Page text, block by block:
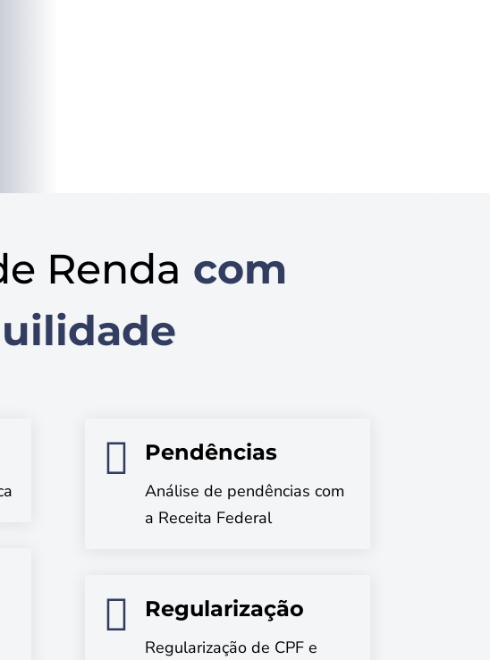
Renda com
 Pendências
Análise de pendências com
a Receita Federal
 Regularização
Regularização de CPF e